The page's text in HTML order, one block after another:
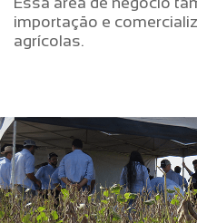
importação e
agrícolas.